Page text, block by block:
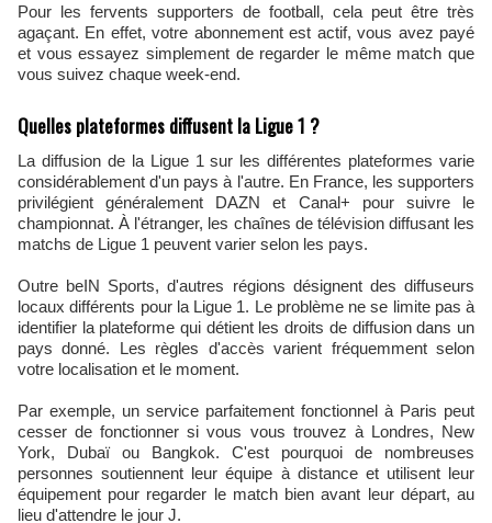
Pour les fervents supporters de football, cela peut être très
agaçant. En effet, votre abonnement est actif, vous avez payé
et vous essayez simplement de regarder le même match que
vous suivez chaque week-end.
Quelles plateformes diffusent la Ligue 1 ?
La diffusion de la Ligue 1 sur les différentes plateformes varie
considérablement d'un pays à l'autre. En France, les supporters
privilégient généralement DAZN et Canal+ pour suivre le
championnat. À l'étranger, les chaînes de télévision diffusant les
matchs de Ligue 1 peuvent varier selon les pays.
Outre beIN Sports, d'autres régions désignent des diffuseurs
locaux différents pour la Ligue 1. Le problème ne se limite pas à
identifier la plateforme qui détient les droits de diffusion dans un
pays donné. Les règles d'accès varient fréquemment selon
votre localisation et le moment.
Par exemple, un service parfaitement fonctionnel à Paris peut
cesser de fonctionner si vous vous trouvez à Londres, New
York, Dubaï ou Bangkok. C'est pourquoi de nombreuses
personnes soutiennent leur équipe à distance et utilisent leur
équipement pour regarder le match bien avant leur départ, au
lieu d'attendre le jour J.